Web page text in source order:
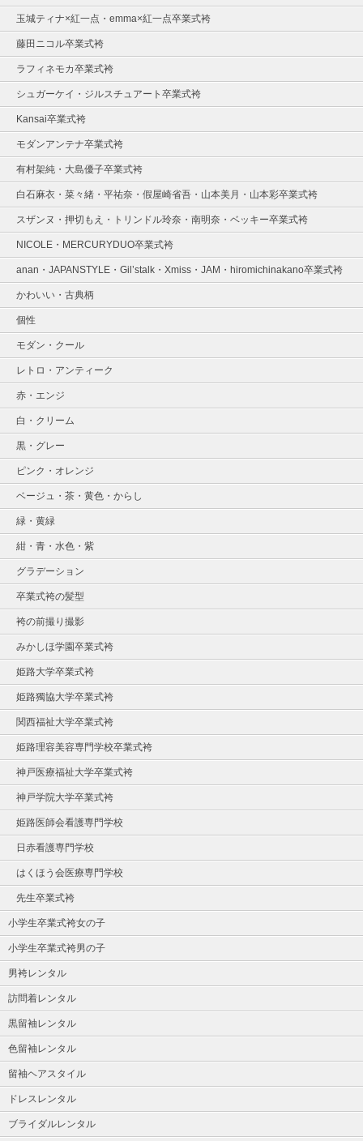
玉城ティナ×紅一点・emma×紅一点卒業式袴
藤田ニコル卒業式袴
ラフィネモカ卒業式袴
シュガーケイ・ジルスチュアート卒業式袴
Kansai卒業式袴
モダンアンテナ卒業式袴
有村架純・大島優子卒業式袴
白石麻衣・菜々緒・平祐奈・假屋崎省吾・山本美月・山本彩卒業式袴
スザンヌ・押切もえ・トリンドル玲奈・南明奈・ベッキー卒業式袴
NICOLE・MERCURYDUO卒業式袴
anan・JAPANSTYLE・Gil’stalk・Xmiss・JAM・hiromichinakano卒業式袴
かわいい・古典柄
個性
モダン・クール
レトロ・アンティーク
赤・エンジ
白・クリーム
黒・グレー
ピンク・オレンジ
ベージュ・茶・黄色・からし
緑・黄緑
紺・青・水色・紫
グラデーション
卒業式袴の髪型
袴の前撮り撮影
みかしほ学園卒業式袴
姫路大学卒業式袴
姫路獨協大学卒業式袴
関西福祉大学卒業式袴
姫路理容美容専門学校卒業式袴
神戸医療福祉大学卒業式袴
神戸学院大学卒業式袴
姫路医師会看護専門学校
日赤看護専門学校
はくほう会医療専門学校
先生卒業式袴
小学生卒業式袴女の子
小学生卒業式袴男の子
男袴レンタル
訪問着レンタル
黒留袖レンタル
色留袖レンタル
留袖ヘアスタイル
ドレスレンタル
ブライダルレンタル